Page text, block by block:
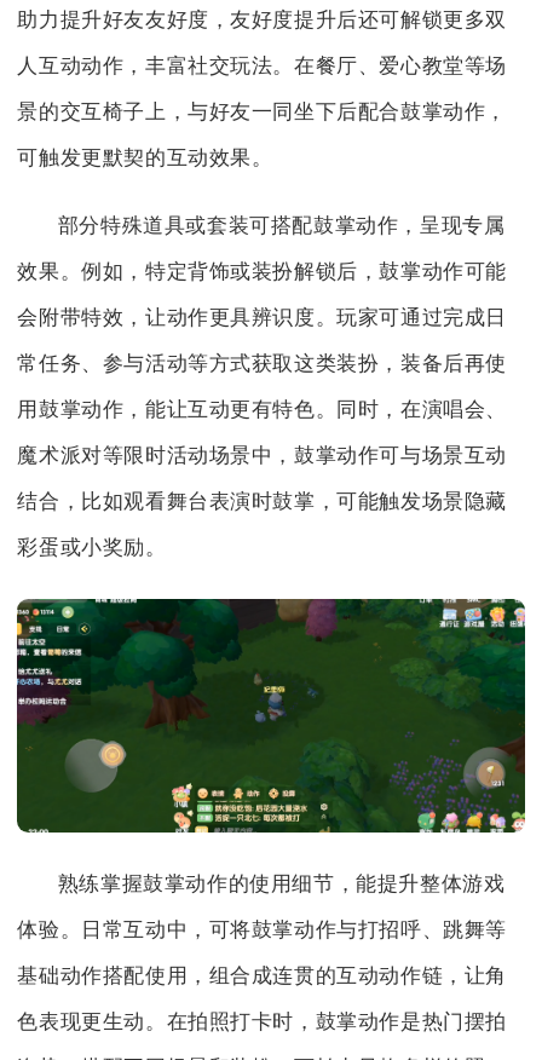
助力提升好友友好度，友好度提升后还可解锁更多双
人互动动作，丰富社交玩法。在餐厅、爱心教堂等场
景的交互椅子上，与好友一同坐下后配合鼓掌动作，
可触发更默契的互动效果。
部分特殊道具或套装可搭配鼓掌动作，呈现专属
效果。例如，特定背饰或装扮解锁后，鼓掌动作可能
会附带特效，让动作更具辨识度。玩家可通过完成日
常任务、参与活动等方式获取这类装扮，装备后再使
用鼓掌动作，能让互动更有特色。同时，在演唱会、
魔术派对等限时活动场景中，鼓掌动作可与场景互动
结合，比如观看舞台表演时鼓掌，可能触发场景隐藏
彩蛋或小奖励。
熟练掌握鼓掌动作的使用细节，能提升整体游戏
体验。日常互动中，可将鼓掌动作与打招呼、跳舞等
基础动作搭配使用，组合成连贯的互动动作链，让角
色表现更生动。在拍照打卡时，鼓掌动作是热门摆拍